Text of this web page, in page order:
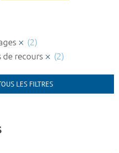
(2)
de recours
(2)
LES FILTRES